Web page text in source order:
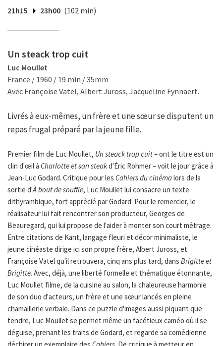
21h15 23h00 (102 min)
Un steack trop cuit
Luc Moullet
France / 1960 / 19 min / 35mm
Avec Françoise Vatel, Albert Juross, Jacqueline Fynnaert.
Livrés à eux-mêmes, un frère et une sœur se disputent un
repas frugal préparé par la jeune fille.
Premier film de Luc Moullet, Un steack trop cuit– ont le titre est un
clin d'œil à Charlotte et son steakd'Éric Rohmer – voit le jour grâce à
Jean-Luc Godard. Critique pour les Cahiers du cinémalors de la
sortie d'À bout de souffle, Luc Moullet lui consacre un texte
dithyrambique, fort apprécié par Godard. Pour le remercier, le
réalisateur lui fait rencontrer son producteur, Georges de
Beauregard, qui lui propose de l'aider à monter son court métrage.
Entre citations de Kant, langage fleuri et décor minimaliste, le
jeune cinéaste dirige ici son propre frère, Albert Juross, et
Françoise Vatel qu'il retrouvera, cinq ans plus tard, dans Brigitte et
Brigitte. Avec, déjà, une liberté formelle et thématique étonnante,
Luc Moullet filme, de la cuisine au salon, la chaleureuse harmonie
de son duo d'acteurs, un frère et une sœur lancés en pleine
chamaillerie verbale. Dans ce puzzle d'images aussi piquant que
tendre, Luc Moullet se permet même un facétieux caméo où il se
déguise, prenant les traits de Godard, et regarde sa comédienne